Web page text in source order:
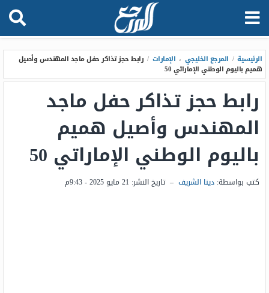
الرئيسية / المرجع الخليجي ، الإمارات / رابط حجز تذاكر حفل ماجد المهندس وأصيل
هميم باليوم الوطني الإماراتي 50
رابط حجز تذاكر حفل ماجد
المهندس وأصيل هميم
باليوم الوطني الإماراتي 50
كتب بواسطة: دينا الشريف – تاريخ النشر: 21 مايو 2025 - 9:43م